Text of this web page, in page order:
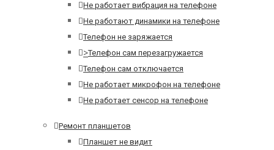
Не работает вибрация на телефоне
Не работают динамики на телефоне
Телефон не заряжается
>Телефон сам перезагружается
Телефон сам отключается
Не работает микрофон на телефоне
Не работает сенсор на телефоне
Ремонт планшетов
Планшет не видит